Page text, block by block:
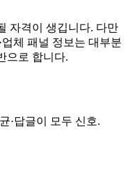
자격이 생깁니다. 다만
체 패널 정보는 대부분
으로 합니다.
·답글이 모두 신호.